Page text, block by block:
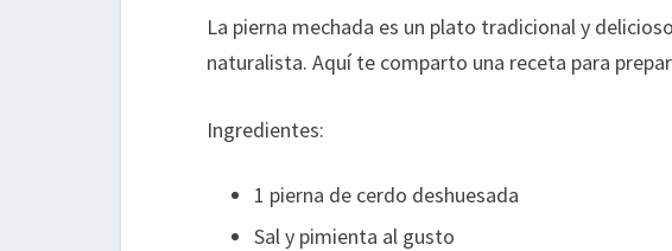
La pierna mechada es un plato tradicional y
naturalista. Aquí te comparto una receta para
Ingredientes:
1 pierna de cerdo deshuesada
Sal y pimienta al gusto